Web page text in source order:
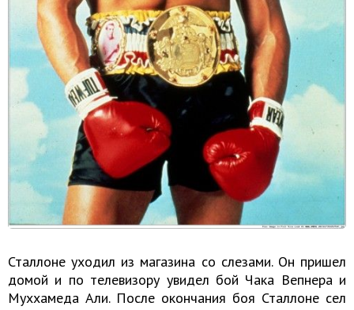
Сталлоне уходил из магазина со слезами. Он пришел
домой и по телевизору увидел бой Чака Вепнера и
Муххамеда Али. После окончания боя Сталлоне сел